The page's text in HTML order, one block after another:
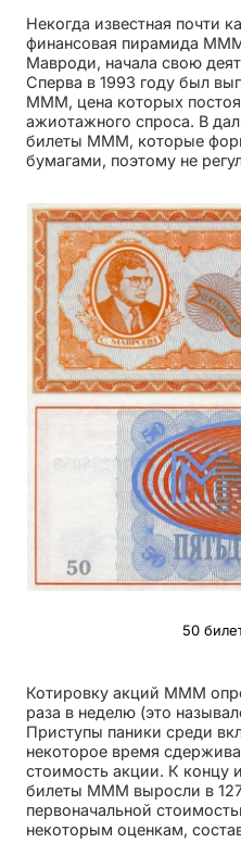
Некогда известная почти
финансовая пирамида
Мавроди, начала свою
Сперва в 1993 году был
МММ, цена которых
ажиотажного спроса. В
билеты МММ, которые
бумагами, поэтому не
50
Котировку акций МММ
раза в неделю (это
Приступы паники среди
некоторое время
стоимость акции. К концу
билеты МММ выросли в
первоначальной
некоторым оценкам,